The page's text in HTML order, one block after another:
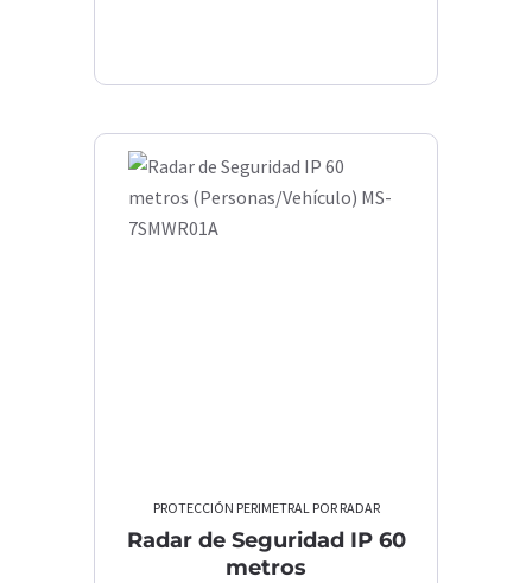
PROTECCIÓN PERIMETRAL POR RADAR
Radar de Seguridad IP 60
metros